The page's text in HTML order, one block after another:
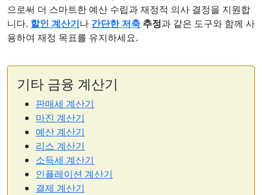
으로써 더 스마트한 예산 수립과 재정적 의사 결정을 지원합
니다. 할인 계산기나 간단한 저축 추정과 같은 도구와 함께 사
용하여 재정 목표를 유지하세요.
기타 금융 계산기
판매세 계산기
마진 계산기
예산 계산기
리스 계산기
소득세 계산기
인플레이션 계산기
결제 계산기